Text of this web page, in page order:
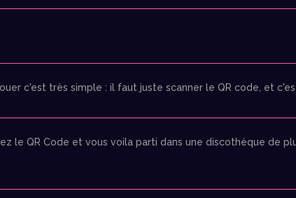
c'est très simple : il faut juste scanner le QR code, et
le QR Code et vous voila parti dans une discothèque de